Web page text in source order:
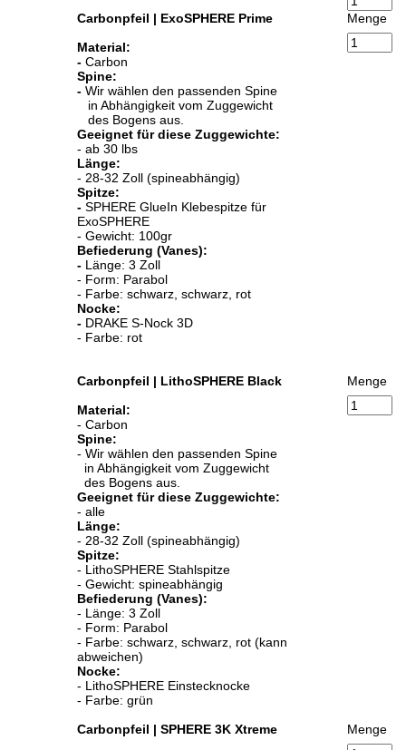
Carbonpfeil | ExoSPHERE Prime
Material:
- Carbon
Spine:
- Wir wählen den passenden Spine
in Abhängigkeit vom Zuggewicht
des Bogens aus.
Geeignet für diese Zuggewichte:
- ab 30 lbs
Länge:
- 28-32 Zoll (spineabhängig)
Spitze:
- SPHERE GlueIn Klebespitze für
ExoSPHERE
- Gewicht: 100gr
Befiederung (Vanes):
- Länge: 3 Zoll
- Form: Parabol
- Farbe: schwarz, schwarz, rot
Nocke:
- DRAKE S-Nock 3D
- Farbe: rot
Menge
Carbonpfeil | LithoSPHERE Black
Material:
- Carbon
Spine:
- Wir wählen den passenden Spine
in Abhängigkeit vom Zuggewicht
des Bogens aus.
Geeignet für diese Zuggewichte:
- alle
Länge:
- 28-32 Zoll (spineabhängig)
Spitze:
- LithoSPHERE Stahlspitze
- Gewicht: spineabhängig
Befiederung (Vanes):
- Länge: 3 Zoll
- Form: Parabol
- Farbe: schwarz, schwarz, rot (kann
abweichen)
Nocke:
- LithoSPHERE Einstecknocke
- Farbe: grün
Menge
Carbonpfeil | SPHERE 3K Xtreme
Menge